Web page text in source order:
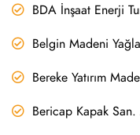
BDA İnşaat Enerji
Belgin Madeni
Bereke Yatırım
Bericap Kapak